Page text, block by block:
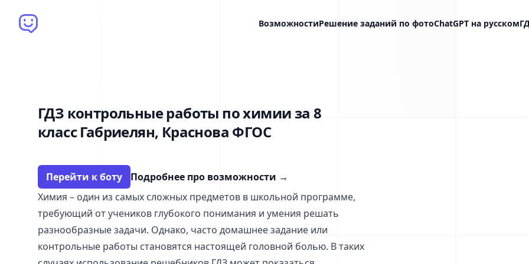
Brain Bot ВозможностиРешение заданий по фотоChatGPT на русском
ГДЗ контрольные работы по химии за 8
класс Габриелян, Краснова ФГОС
Перейти к боту Подробнее про возможности →
Химия – один из самых сложных предметов в школьной программе,
требующий от учеников глубокого понимания и умения решать
разнообразные задачи. Однако, часто домашнее задание или
контрольные работы становятся настоящей головной болью. В таких